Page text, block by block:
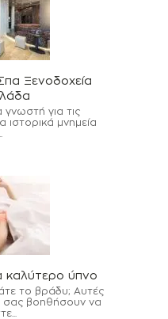
Ξενοδοχεία
για τις
ιστορικά μνημεία
καλύτερο ύπνο
το βράδυ; Αυτές
σας βοηθήσουν να